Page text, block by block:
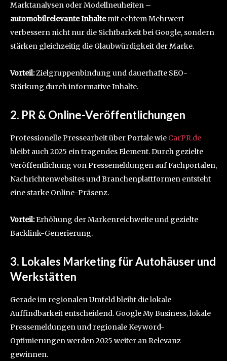
Marktanalysen oder Modellneuheiten –
automobilrelevante Inhaltemit echtem Mehrwert
verbessern nicht nur die Sichtbarkeit bei Google, sondern
stärken gleichzeitig die Glaubwürdigkeit der Marke.
Vorteil:Zielgruppenbindung und dauerhafte SEO-
Stärkung durch informative Inhalte.
2. PR & Online-Veröffentlichungen
Professionelle Pressearbeit über Portale wie CarPR.de
bleibt auch 2025 ein tragendes Element. Durch gezielte
Veröffentlichung von Pressemeldungen auf Fachportalen,
Nachrichtenwebsites und Branchenplattformen entsteht
eine starke Online-Präsenz.
Vorteil:Erhöhung der Markenreichweite und gezielte
Backlink-Generierung.
3. Lokales Marketing für Autohäuser und
Werkstätten
Gerade im regionalen Umfeld bleibt die lokale
Auffindbarkeit entscheidend. Google My Business, lokale
Pressemeldungen und regionale Keyword-
Optimierungen werden 2025 weiter an Relevanz
gewinnen.